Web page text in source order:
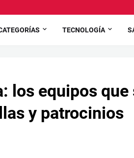
TECNOLOGÍA
los equipos que
y patrocinios